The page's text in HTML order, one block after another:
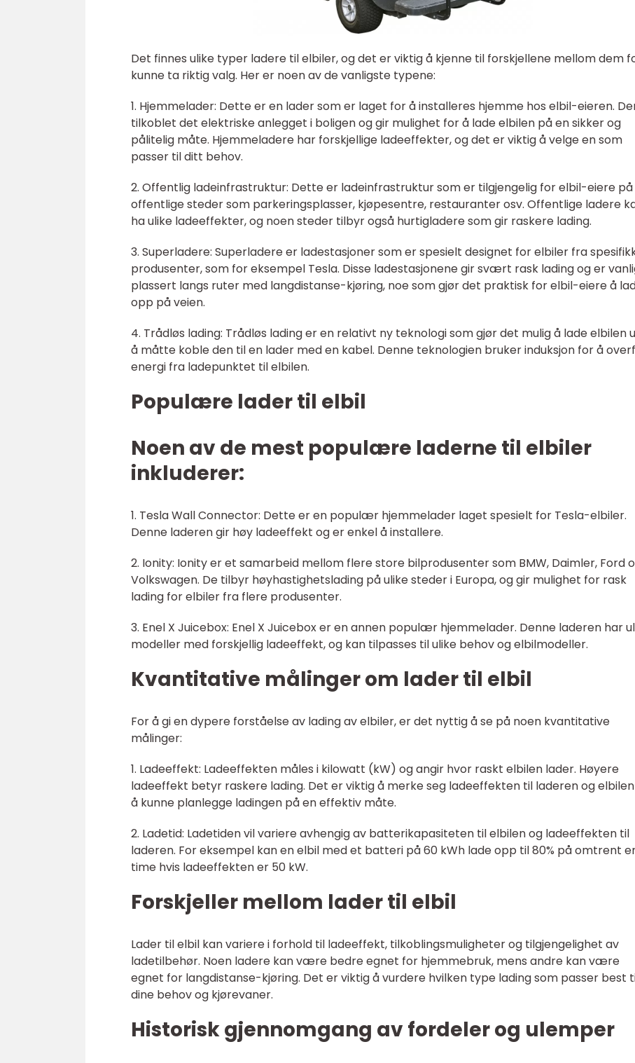
Det finnes ulike typer ladere til elbiler, og det er viktig å kjenne til forskjellene mellom dem
kunne ta riktig valg. Her er noen av de vanligste typene:
1. Hjemmelader: Dette er en lader som er laget for å installeres hjemme hos elbil-eieren.
tilkoblet det elektriske anlegget i boligen og gir mulighet for å lade elbilen på en sikker og
pålitelig måte. Hjemmeladere har forskjellige ladeeffekter, og det er viktig å velge en som
passer til ditt behov.
2. Offentlig ladeinfrastruktur: Dette er ladeinfrastruktur som er tilgjengelig for elbil-eiere på
offentlige steder som parkeringsplasser, kjøpesentre, restauranter osv. Offentlige ladere
ha ulike ladeeffekter, og noen steder tilbyr også hurtigladere som gir raskere lading.
3. Superladere: Superladere er ladestasjoner som er spesielt designet for elbiler fra
produsenter, som for eksempel Tesla. Disse ladestasjonene gir svært rask lading og er
plassert langs ruter med langdistanse-kjøring, noe som gjør det praktisk for elbil-eiere å
opp på veien.
4. Trådløs lading: Trådløs lading er en relativt ny teknologi som gjør det mulig å lade elbilen
å måtte koble den til en lader med en kabel. Denne teknologien bruker induksjon for å
energi fra ladepunktet til elbilen.
Populære lader til elbil
Noen av de mest populære laderne til elbiler
inkluderer:
1. Tesla Wall Connector: Dette er en populær hjemmelader laget spesielt for Tesla-elbiler.
Denne laderen gir høy ladeeffekt og er enkel å installere.
2. Ionity: Ionity er et samarbeid mellom flere store bilprodusenter som BMW, Daimler, Ford
Volkswagen. De tilbyr høyhastighetslading på ulike steder i Europa, og gir mulighet for rask
lading for elbiler fra flere produsenter.
3. Enel X Juicebox: Enel X Juicebox er en annen populær hjemmelader. Denne laderen har
modeller med forskjellig ladeeffekt, og kan tilpasses til ulike behov og elbilmodeller.
Kvantitative målinger om lader til elbil
For å gi en dypere forståelse av lading av elbiler, er det nyttig å se på noen kvantitative
målinger:
1. Ladeeffekt: Ladeeffekten måles i kilowatt (kW) og angir hvor raskt elbilen lader. Høyere
ladeeffekt betyr raskere lading. Det er viktig å merke seg ladeeffekten til laderen og
å kunne planlegge ladingen på en effektiv måte.
2. Ladetid: Ladetiden vil variere avhengig av batterikapasiteten til elbilen og ladeeffekten til
laderen. For eksempel kan en elbil med et batteri på 60 kWh lade opp til 80% på omtrent
time hvis ladeeffekten er 50 kW.
Forskjeller mellom lader til elbil
Lader til elbil kan variere i forhold til ladeeffekt, tilkoblingsmuligheter og tilgjengelighet av
ladetilbehør. Noen ladere kan være bedre egnet for hjemmebruk, mens andre kan være
egnet for langdistanse-kjøring. Det er viktig å vurdere hvilken type lading som passer best
dine behov og kjørevaner.
Historisk gjennomgang av fordeler og ulemper